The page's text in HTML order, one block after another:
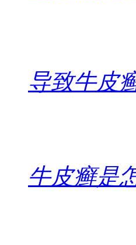
导致牛皮
牛皮癣是